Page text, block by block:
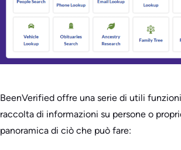
BeenVerified offre una serie di utili
raccolta di informazioni su persone o
panoramica di ciò che può fare: